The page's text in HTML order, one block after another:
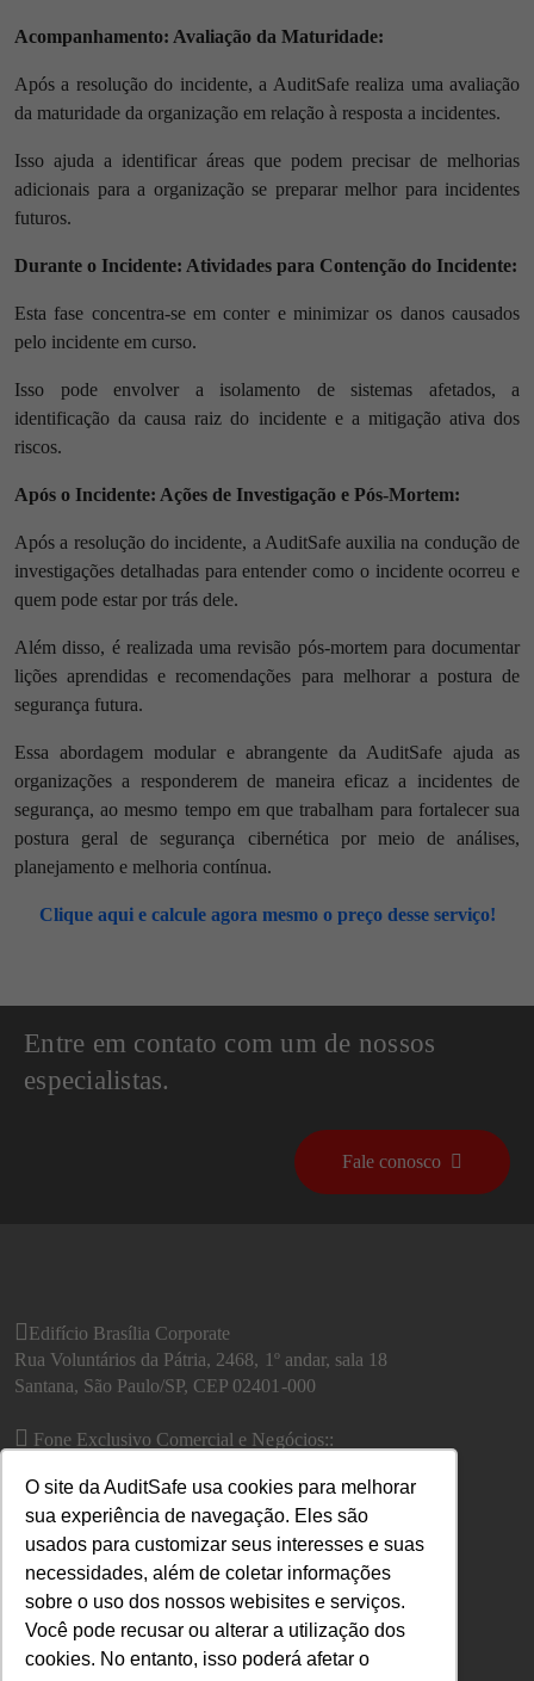
O site da AuditSafe usa cookies para melhorar
sua experiência de navegação. Eles são
usados para customizar seus interesses e suas
necessidades, além de coletar informações
sobre o uso dos nossos webisites e serviços.
Você pode recusar ou alterar a utilização dos
cookies. No entanto, isso poderá afetar o
Acompanhamento: Avaliação da Maturidade:
Após a resolução do incidente, a AuditSafe realiza uma avaliação
da maturidade da organização em relação à resposta a incidentes.
Isso ajuda a identificar áreas que podem precisar de melhorias
adicionais para a organização se preparar melhor para incidentes
futuros.
Durante o Incidente: Atividades para Contenção do Incidente:
Esta fase concentra-se em conter e minimizar os danos causados
pelo incidente em curso.
Isso pode envolver a isolamento de sistemas afetados, a
identificação da causa raiz do incidente e a mitigação ativa dos
riscos.
Após o Incidente: Ações de Investigação e Pós-Mortem:
Após a resolução do incidente, a AuditSafe auxilia na condução de
investigações detalhadas para entender como o incidente ocorreu e
quem pode estar por trás dele.
Além disso, é realizada uma revisão pós-mortem para documentar
lições aprendidas e recomendações para melhorar a postura de
segurança futura.
Essa abordagem modular e abrangente da AuditSafe ajuda as
organizações a responderem de maneira eficaz a incidentes de
segurança, ao mesmo tempo em que trabalham para fortalecer sua
postura geral de segurança cibernética por meio de análises,
planejamento e melhoria contínua.
Clique aqui e calcule agora mesmo o preço desse serviço!
Entre em contato com um de nossos
especialistas.
Fale conosco
Edifício Brasília Corporate
Rua Voluntários da Pátria, 2468, 1º andar, sala 18
Santana, São Paulo/SP, CEP 02401-000
Fone Exclusivo Comercial e Negócios::
Outras áreas, utilizar o Fale conosco